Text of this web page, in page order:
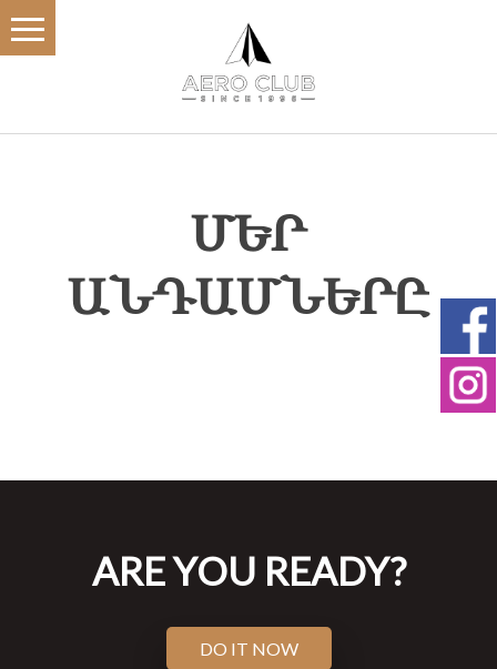
ՄԵՐ
ԱՆԴԱՄՆԵՐԸ
ARE YOU READY?
DO IT NOW